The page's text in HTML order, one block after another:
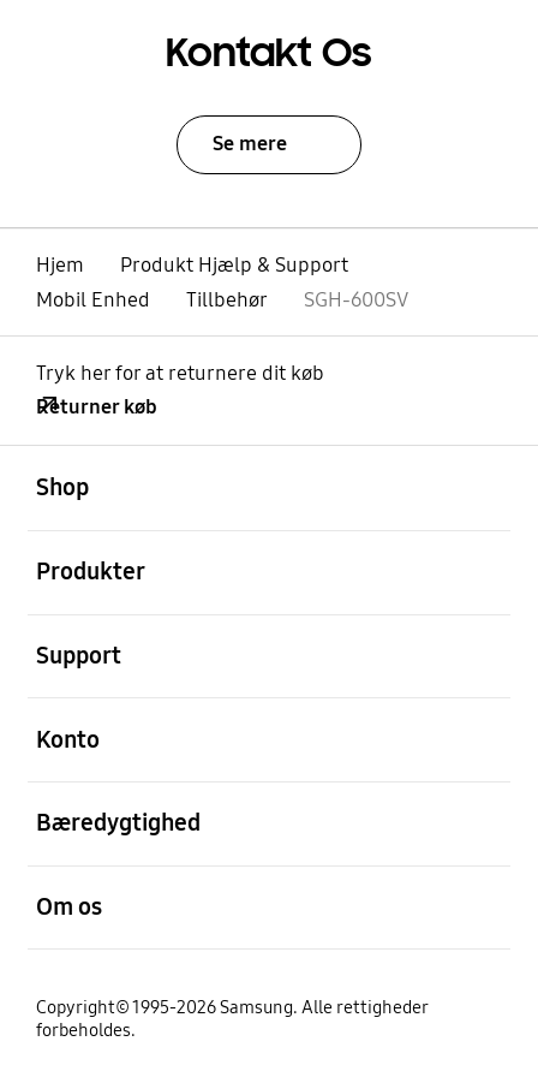
Kontakt Os
Se mere
Hjem
Produkt Hjælp & Support
Mobil Enhed
Tillbehør SGH-600SV
Tryk her for at returnere dit køb
Returner køb
Shop
Produkter
Support
Konto
Bæredygtighed
Om os
Copyright© 1995-2026 Samsung. Alle rettigheder
forbeholdes.